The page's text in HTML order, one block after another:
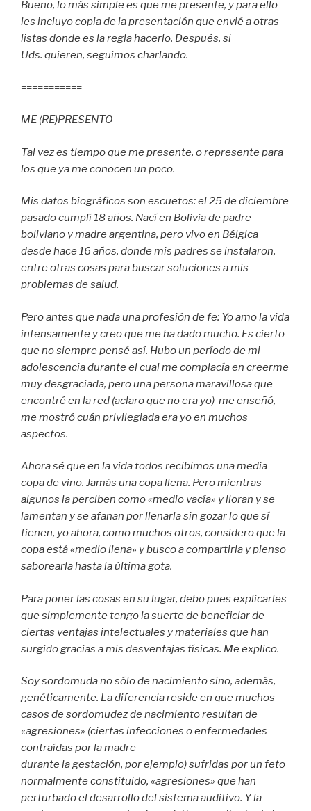
Bueno, lo más simple es que me presente, y para ello
les incluyo copia de la presentación que envié a otras
listas donde es la regla hacerlo. Después, si
Uds. quieren, seguimos charlando.
===========
ME (RE)PRESENTO
Tal vez es tiempo que me presente, o represente para
los que ya me conocen un poco.
Mis datos biográficos son escuetos: el 25 de diciembre
pasado cumplí 18 años. Nací en Bolivia de padre
boliviano y madre argentina, pero vivo en Bélgica
desde hace 16 años, donde mis padres se instalaron,
entre otras cosas para buscar soluciones a mis
problemas de salud.
Pero antes que nada una profesión de fe: Yo amo la vida
intensamente y creo que me ha dado mucho. Es cierto
que no siempre pensé así. Hubo un período de mi
adolescencia durante el cual me complacía en creerme
muy desgraciada, pero una persona maravillosa que
encontré en la red (aclaro que no era yo) me enseñó,
me mostró cuán privilegiada era yo en muchos
aspectos.
Ahora sé que en la vida todos recibimos una media
copa de vino. Jamás una copa llena. Pero mientras
algunos la perciben como «medio vacía» y lloran y se
lamentan y se afanan por llenarla sin gozar lo que sí
tienen, yo ahora, como muchos otros, considero que la
copa está «medio llena» y busco a compartirla y pienso
saborearla hasta la última gota.
Para poner las cosas en su lugar, debo pues explicarles
que simplemente tengo la suerte de beneficiar de
ciertas ventajas intelectuales y materiales que han
surgido gracias a mis desventajas físicas. Me explico.
Soy sordomuda no sólo de nacimiento sino, además,
genéticamente. La diferencia reside en que muchos
casos de sordomudez de nacimiento resultan de
«agresiones» (ciertas infecciones o enfermedades
contraídas por la madre
durante la gestación, por ejemplo) sufridas por un feto
normalmente constituido, «agresiones» que han
perturbado el desarrollo del sistema auditivo. Y la